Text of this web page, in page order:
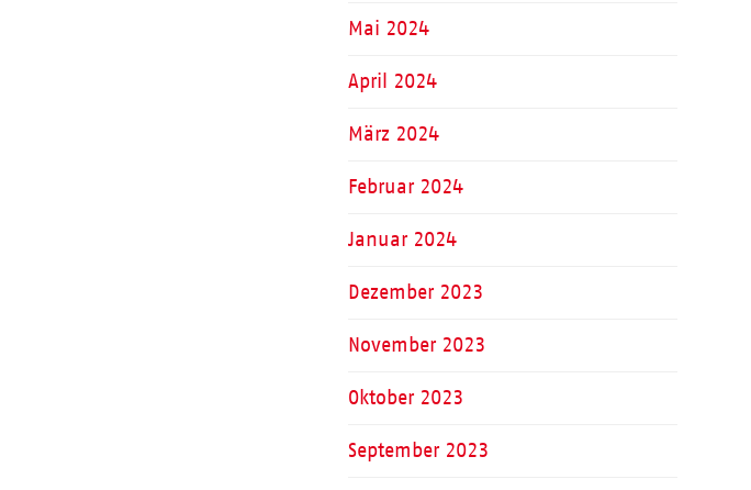
Mai 2024
April 2024
März 2024
Februar 2024
Januar 2024
Dezember 2023
November 2023
Oktober 2023
September 2023